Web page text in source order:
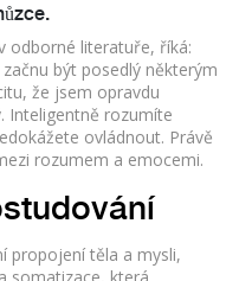
odborné literatuře, říká:
být posedlý některým
že jsem opravdu
Inteligentně rozumíte
ovládnout. Právě
rozumem a emocemi.
propojení těla a mysli,